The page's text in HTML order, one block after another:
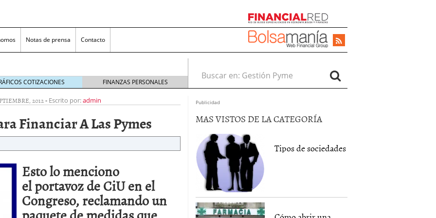
Notas de prensa Contacto
rentable para las pymes que venden online
en un ecommerce exitoso junio 20, 2025
la Transformación Empresarial mayo 14, 2025
guía rápida para trasladar empleados sin
COTIZACIONES FINANZAS PERSONALES
Buscar en:
2012- Escrito por:admin
Financiar A Las Pymes
Esto lo menciono
el portavoz de CiU en el
Congreso, reclamando un
Publicidad
MAS VISTOS DE LA CATEGORÍA
Tipos de sociedades